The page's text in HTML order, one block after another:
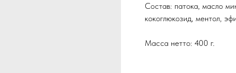
Состав: патока, масло
кокоглюкозид, ментол,
Масса нетто: 400 г.